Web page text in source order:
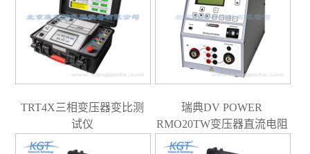
TRT4X三相变压器变比测
试仪
瑞典DV POWER
RMO20TW变压器直流电阻